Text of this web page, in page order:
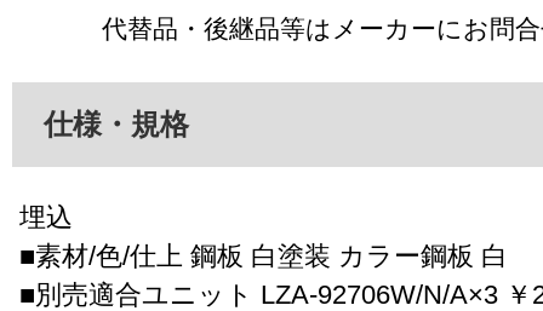
代替品・後継品等はメーカーにお問
仕様・規格
埋込
■素材/色/仕上 鋼板 白塗装 カラー鋼板 白
■別売適合ユニット LZA-92706W/N/A×3 ￥